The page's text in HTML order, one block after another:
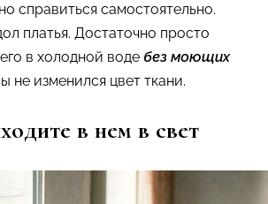
справиться самостоятельно.
платья. Достаточно просто
в холодной воде без моющих
не изменился цвет ткани.
в нем в свет